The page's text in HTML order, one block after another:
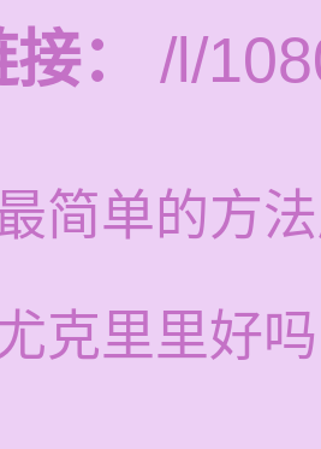
：
/l/
简单的方
克里里好吗